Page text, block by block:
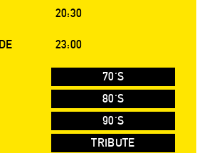
20:30
23:00
70'S
80'S
90'S
TRIBUTE